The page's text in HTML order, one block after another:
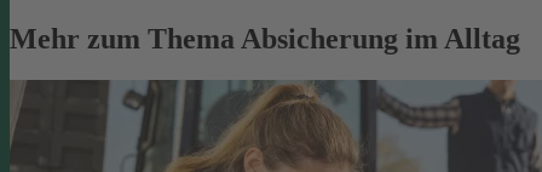
Mehr zum Thema Absicherung im Alltag